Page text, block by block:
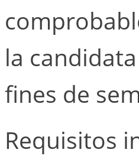
la
fines de
Requisitos